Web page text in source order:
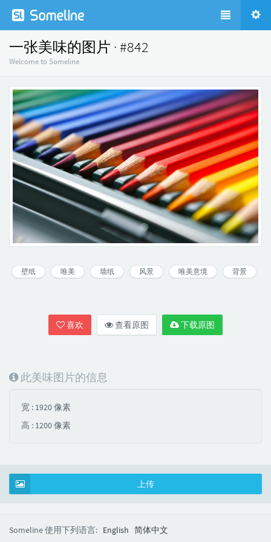
一张美味的图片 · #842
Welcome to Someline
壁纸 唯美 墙纸 风景 唯美意境 背景
喜欢 查看原图 下载原图
此美味图片的信息
宽 : 1920 像素
高 : 1200 像素
上传
Someline 使用下列语言: English 简体中文